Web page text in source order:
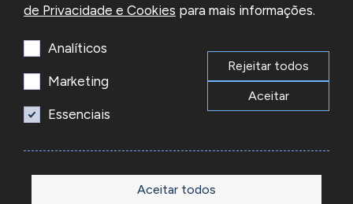
Li e aceito aPolítica de Privacidadee os Termos e Condições
Subscrever
© 2026 Reacel Todos os direitos reservados.
de Privacidade e Cookies para mais informações.
Analíticos
Marketing
Essenciais
Rejeitar todos
Aceitar
Aceitar todos